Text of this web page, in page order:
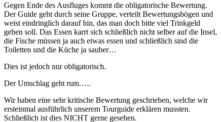
Gegen Ende des Ausfluges kommt die obligatorische Bewertung.
Der Guide geht durch seine Gruppe, verteilt Bewertungsbögen und
weist eindringlich darauf hin, das man doch bitte viel Trinkgeld
geben soll. Das Essen karrt sich schließlich nicht selber auf die Insel,
die Fische müssen ja auch etwas essen und schließlich sind die
Toiletten und die Küche ja sauber…
Dies ist jedoch nur obligatorisch.
Der Umschlag geht rum…..
Wir haben eine sehr kritische Bewertung geschrieben, welche wir
ersteinmal ausführlich unserem Tourguide erklären mussten.
Schließlich ist dies NICHT gerne gesehen.